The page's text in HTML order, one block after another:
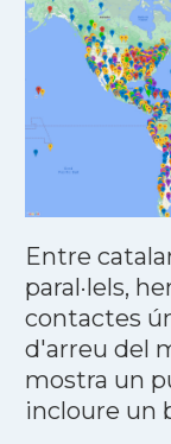
Entre
paral·lels,
contactes
d'arreu del
mostra un
incloure un